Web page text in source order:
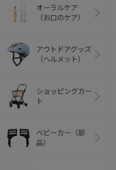
オーラルケア
（お口のケア）
アウトドアグッズ
（ヘルメット）
ショッピングカー
ト
ベビーカー（部
品）